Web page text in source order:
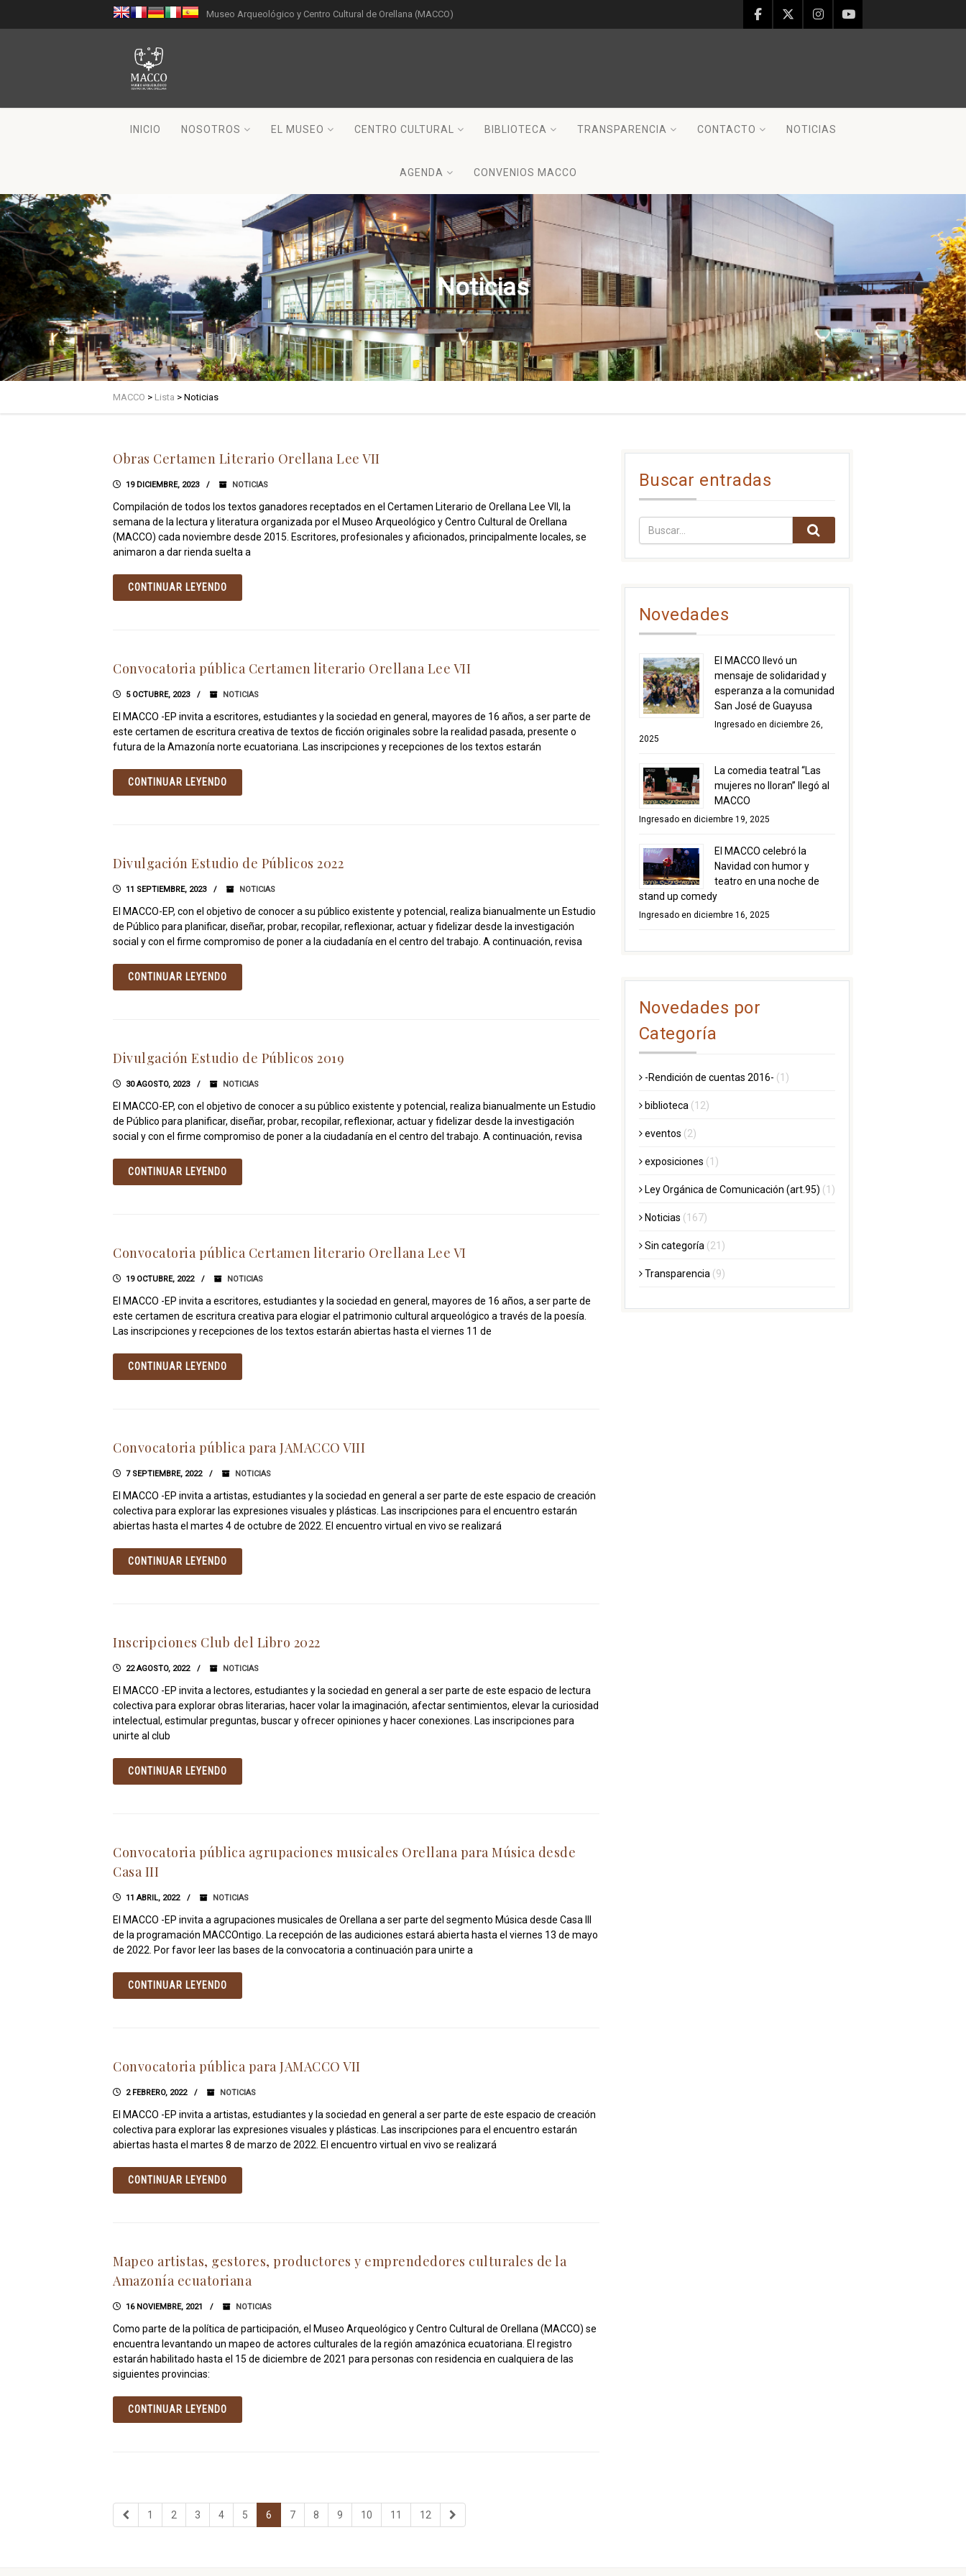
Museo Arqueológico y Centro Cultural de Orellana (MACCO)
INICIO NOSOTROS EL MUSEO CENTRO CULTURAL BIBLIOTECA TRANSPARENCIA CONTACTO NOTICIAS
AGENDA CONVENIOS MACCO
Noticias
MACCO > Lista > Noticias
Obras Certamen Literario Orellana Lee VII
19 DICIEMBRE, 2023 NOTICIAS
Compilación de todos los textos ganadores receptados en el Certamen Literario de Orellana Lee VII, la
semana de la lectura y literatura organizada por el Museo Arqueológico y Centro Cultural de Orellana
(MACCO) cada noviembre desde 2015. Escritores, profesionales y aficionados, principalmente locales, se
animaron a dar rienda suelta a
CONTINUAR LEYENDO
Convocatoria pública Certamen literario Orellana Lee VII
5 OCTUBRE, 2023 NOTICIAS
El MACCO -EP invita a escritores, estudiantes y la sociedad en general, mayores de 16 años, a ser parte de
este certamen de escritura creativa de textos de ficción originales sobre la realidad pasada, presente o
futura de la Amazonía norte ecuatoriana. Las inscripciones y recepciones de los textos estarán
CONTINUAR LEYENDO
Divulgación Estudio de Públicos 2022
11 SEPTIEMBRE, 2023 NOTICIAS
El MACCO-EP, con el objetivo de conocer a su público existente y potencial, realiza bianualmente un Estudio
de Público para planificar, diseñar, probar, recopilar, reflexionar, actuar y fidelizar desde la investigación
social y con el firme compromiso de poner a la ciudadanía en el centro del trabajo. A continuación, revisa
CONTINUAR LEYENDO
Divulgación Estudio de Públicos 2019
30 AGOSTO, 2023 NOTICIAS
El MACCO-EP, con el objetivo de conocer a su público existente y potencial, realiza bianualmente un Estudio
de Público para planificar, diseñar, probar, recopilar, reflexionar, actuar y fidelizar desde la investigación
social y con el firme compromiso de poner a la ciudadanía en el centro del trabajo. A continuación, revisa
CONTINUAR LEYENDO
Convocatoria pública Certamen literario Orellana Lee VI
19 OCTUBRE, 2022 NOTICIAS
El MACCO -EP invita a escritores, estudiantes y la sociedad en general, mayores de 16 años, a ser parte de
este certamen de escritura creativa para elogiar el patrimonio cultural arqueológico a través de la poesía.
Las inscripciones y recepciones de los textos estarán abiertas hasta el viernes 11 de
CONTINUAR LEYENDO
Convocatoria pública para JAMACCO VIII
7 SEPTIEMBRE, 2022 NOTICIAS
El MACCO -EP invita a artistas, estudiantes y la sociedad en general a ser parte de este espacio de creación
colectiva para explorar las expresiones visuales y plásticas. Las inscripciones para el encuentro estarán
abiertas hasta el martes 4 de octubre de 2022. El encuentro virtual en vivo se realizará
CONTINUAR LEYENDO
Inscripciones Club del Libro 2022
22 AGOSTO, 2022 NOTICIAS
El MACCO -EP invita a lectores, estudiantes y la sociedad en general a ser parte de este espacio de lectura
colectiva para explorar obras literarias, hacer volar la imaginación, afectar sentimientos, elevar la curiosidad
intelectual, estimular preguntas, buscar y ofrecer opiniones y hacer conexiones. Las inscripciones para
unirte al club
CONTINUAR LEYENDO
Convocatoria pública agrupaciones musicales Orellana para Música desde
Casa III
11 ABRIL, 2022 NOTICIAS
El MACCO -EP invita a agrupaciones musicales de Orellana a ser parte del segmento Música desde Casa III
de la programación MACCOntigo. La recepción de las audiciones estará abierta hasta el viernes 13 de mayo
de 2022. Por favor leer las bases de la convocatoria a continuación para unirte a
CONTINUAR LEYENDO
Convocatoria pública para JAMACCO VII
2 FEBRERO, 2022 NOTICIAS
El MACCO -EP invita a artistas, estudiantes y la sociedad en general a ser parte de este espacio de creación
colectiva para explorar las expresiones visuales y plásticas. Las inscripciones para el encuentro estarán
abiertas hasta el martes 8 de marzo de 2022. El encuentro virtual en vivo se realizará
CONTINUAR LEYENDO
Mapeo artistas, gestores, productores y emprendedores culturales de la
Amazonía ecuatoriana
16 NOVIEMBRE, 2021 NOTICIAS
Como parte de la política de participación, el Museo Arqueológico y Centro Cultural de Orellana (MACCO) se
encuentra levantando un mapeo de actores culturales de la región amazónica ecuatoriana. El registro
estarán habilitado hasta el 15 de diciembre de 2021 para personas con residencia en cualquiera de las
siguientes provincias:
CONTINUAR LEYENDO
1 2 3 4 5 6 7 8 9 10 11 12
Buscar entradas
Novedades
El MACCO llevó un
mensaje de solidaridad y
esperanza a la comunidad
San José de Guayusa
Ingresado en diciembre 26,
2025
La comedia teatral “Las
mujeres no lloran” llegó al
MACCO
Ingresado en diciembre 19, 2025
El MACCO celebró la
Navidad con humor y
teatro en una noche de
stand up comedy
Ingresado en diciembre 16, 2025
Novedades por
Categoría
-Rendición de cuentas 2016- (1)
biblioteca (12)
eventos (2)
exposiciones (1)
Ley Orgánica de Comunicación (art.95) (1)
Noticias (167)
Sin categoría (21)
Transparencia (9)